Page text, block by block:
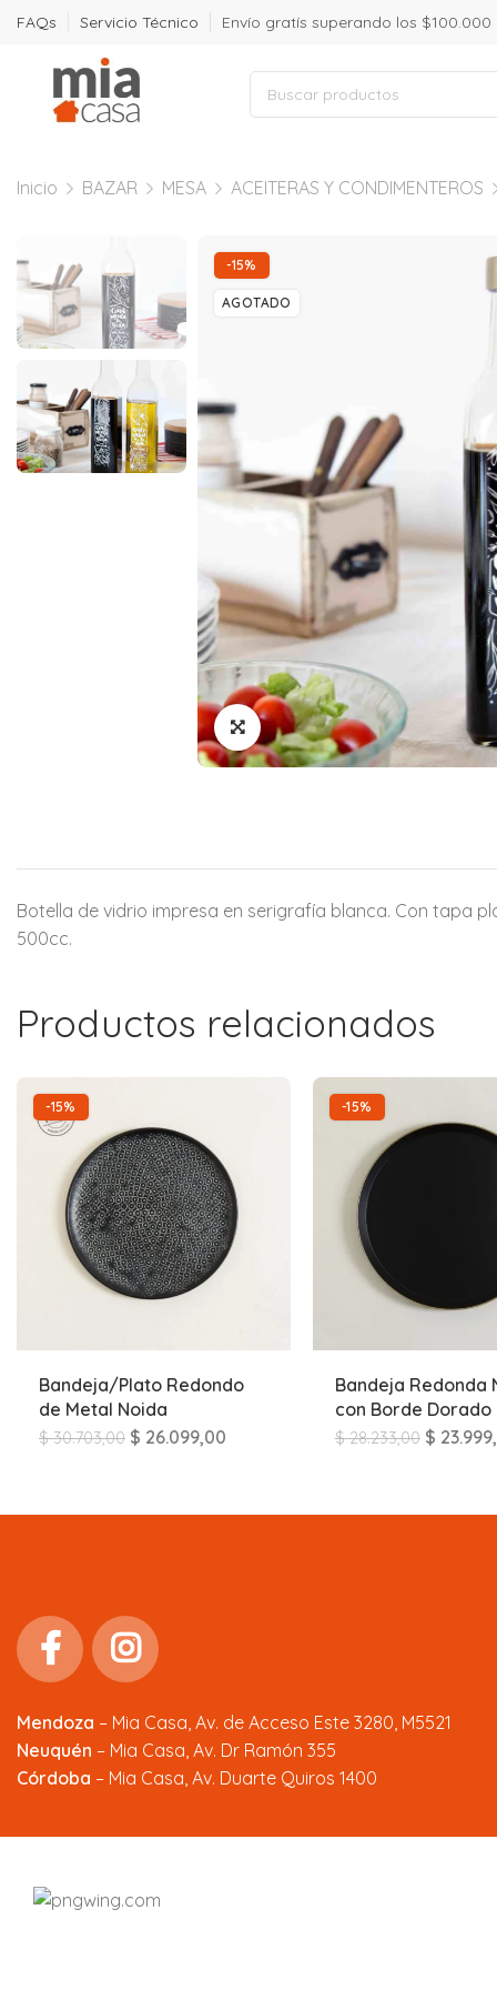
FAQs Servicio Técnico Envío gratís superando los $100.000
Inicio BAZAR MESA ACEITERAS Y CONDIMENTEROS
-15%
AGOTADO
Botella de vidrio impresa en serigrafía blanca. Con tapa
500cc.
Productos relacionados
-15%
Bandeja/Plato Redondo
de Metal Noida
$30.703,00 $ 26.099,00
-15%
Bandeja Redonda
con Borde Dorado
$28.233,00 $
Mendoza – Mia Casa, Av. de Acceso Este 3280, M5521
Neuquén – Mia Casa, Av. Dr Ramón 355
Córdoba – Mia Casa, Av. Duarte Quiros 1400